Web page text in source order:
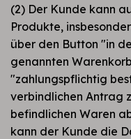
(2) Der Kunde kann
Produkte,
über den Button "in
genannten
"zahlungspflichtig
verbindlichen Antrag
befindlichen Waren
kann der Kunde die